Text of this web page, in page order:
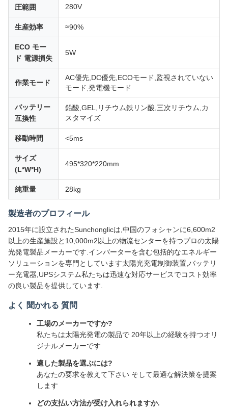
圧範囲
280V
生産効率 ≈90%
ECO モー
ド 電源損失
5W
作業モード
AC優先,DC優先,ECOモード,監視されていない
モード,発電機モード
バッテリー
互換性
鉛酸,GEL,リチウム鉄リン酸,三次リチウム,カ
スタマイズ
移動時間 <5ms
サイズ
(L*W*H)
495*320*220mm
純重量 28kg
製造者のプロフィール
2015年に設立されたSunchonglicは,中国のフォシャンに6,600m2
以上の生産施設と10,000m2以上の物流センターを持つプロの太陽
光発電製品メーカーです.インバーターを含む包括的なエネルギー
ソリューションを専門としています太陽光充電制御装置,バッテリ
ー充電器,UPSシステム私たちは迅速な対応サービスでコスト効率
の良い製品を提供しています.
よく 聞かれる 質問
工場のメーカーですか?
私たちは太陽光発電の製品で 20年以上の経験を持つオリ
ジナルメーカーです
適した製品を選ぶには?
あなたの要求を教えて下さい そして最適な解決策を提案
します
どの支払い方法が受け入れられますか.